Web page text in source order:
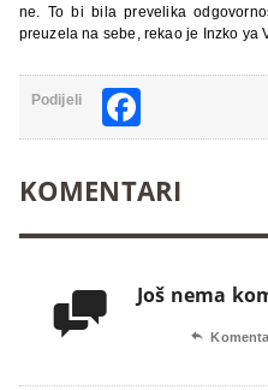
ne. To bi bila prevelika
preuzela na sebe, rekao je Inzko ya
Podijeli
KOMENTARI
 Još nema
